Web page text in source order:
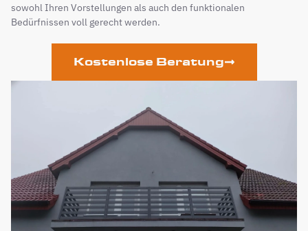
sowohl Ihren Vorstellungen als auch den funktionalen
Bedürfnissen voll gerecht werden.
Kostenlose Beratung